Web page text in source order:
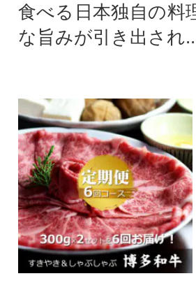
食べる日本独自の料
な旨みが引き出され